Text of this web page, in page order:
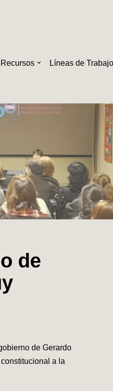
Recursos Líneas de Trabajo
de
de Gerardo
a la